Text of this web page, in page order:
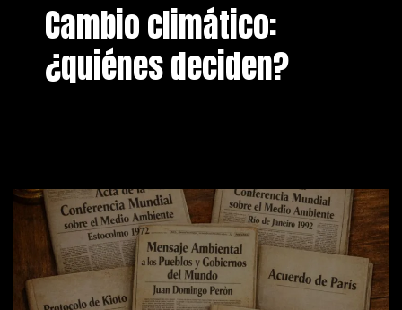
Cambio climático:
¿quiénes deciden?